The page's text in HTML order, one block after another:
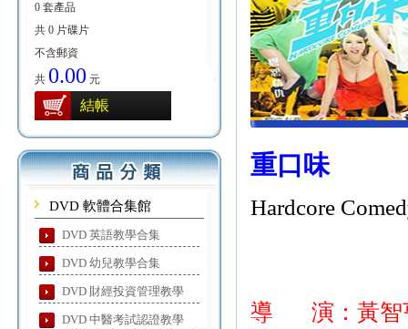
0 套產品
共 0 片碟片
不含郵資
共 0.00 元
結帳
DVD 軟體合集館
DVD 英語教學合集
DVD 幼兒教學合集
DVD 財經投資管理教學
DVD 中醫考試認證教學
重口味
Hardcore
導 演：黃智